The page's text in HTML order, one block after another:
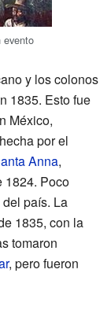
evento
y los colonos
1835. Esto fue
México,
por el
Anna,
1824. Poco
país. La
1835, con la
tomaron
, pero fueron